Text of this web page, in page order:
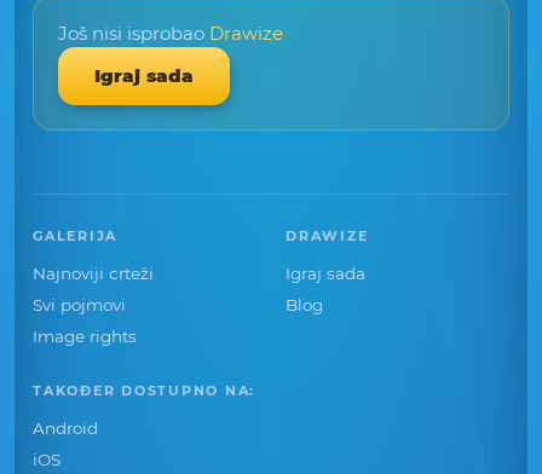
Još nisi isprobao Drawize
Igraj sada
GALERIJA
Najnoviji crteži
Svi pojmovi
Image rights
DRAWIZE
Igraj sada
Blog
TAKOĐER DOSTUPNO NA:
Android
iOS